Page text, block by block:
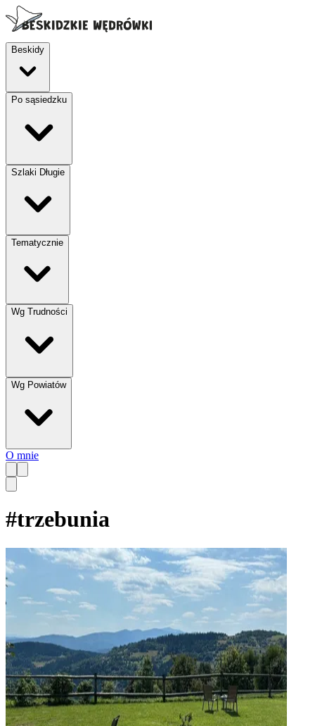
Beskidy
Po sąsiedzku
Szlaki Długie
Tematycznie
Wg Trudności
Wg Powiatów
O mnie
#trzebunia